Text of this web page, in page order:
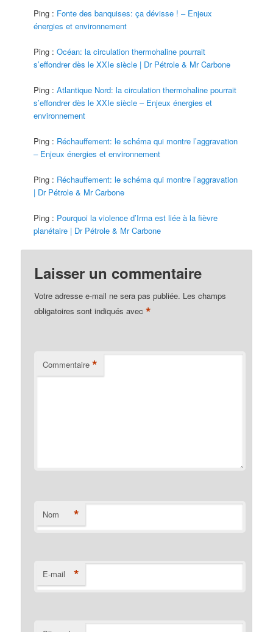
Ping : Fonte des banquises: ça dévisse ! – Enjeux
énergies et environnement
Ping :Océan: la circulation thermohaline pourrait
s’effondrer dès le XXIe siècle | Dr Pétrole & Mr Carbone
Ping :Atlantique Nord: la circulation thermohaline pourrait
s’effondrer dès le XXIe siècle – Enjeux énergies et
environnement
Ping : Réchauffement: le schéma qui montre l’aggravation
– Enjeux énergies et environnement
Ping : Réchauffement: le schéma qui montre l’aggravation
| Dr Pétrole & Mr Carbone
Ping : Pourquoi la violence d’Irma est liée à la fièvre
planétaire | Dr Pétrole & Mr Carbone
Laisser un commentaire
Votre adresse e-mail ne sera pas publiée. Les champs
obligatoires sont indiqués avec*
Commentaire *
Nom *
E-mail *